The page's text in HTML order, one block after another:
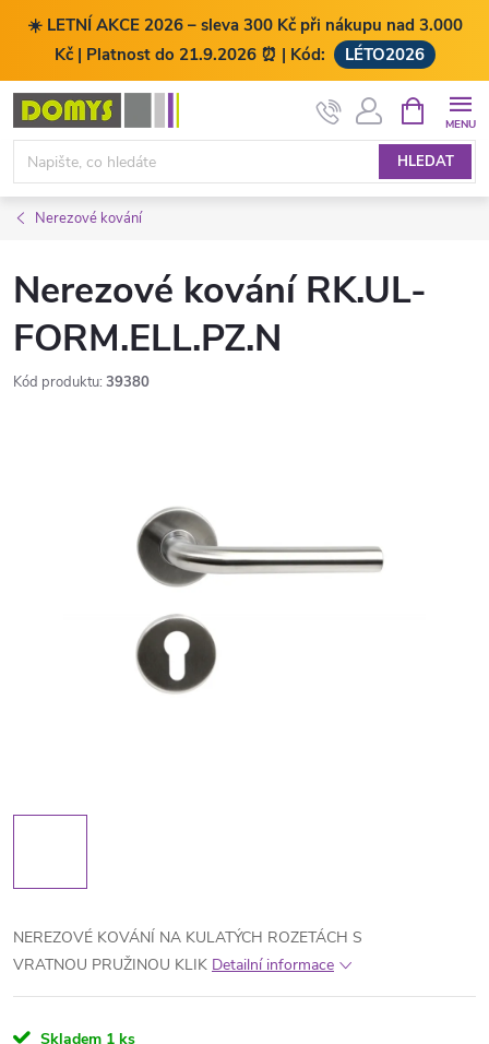
☀️ LETNÍ AKCE 2026 – sleva 300 Kč při nákupu nad 3.000
Kč | Platnost do 21.9.2026 ⏰ | Kód:
LÉTO2026
Přejít
obsah
HLEDAT
NÁKUPNÍ
KOŠÍK
Nerezové kování
Nerezové kování RK.UL-
FORM.ELL.PZ.N
Kód produktu: 39380
NEREZOVÉ KOVÁNÍ NA KULATÝCH ROZETÁCH S
VRATNOU PRUŽINOU KLIK Detailní informace
Skladem 1 ks